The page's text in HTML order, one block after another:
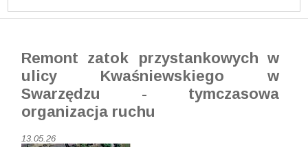
Remont zatok przystankowych w
ulicy Kwaśniewskiego w
Swarzędzu - tymczasowa
organizacja ruchu
13.05.26